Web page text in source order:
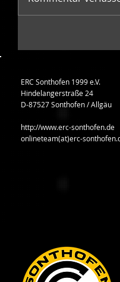
ERC Sonthofen 1999 e.V.
Hindelangerstraße 24
D-87527 Sonthofen / Allgäu
http://www.erc-sonthofen.de
onlineteam(at)erc-